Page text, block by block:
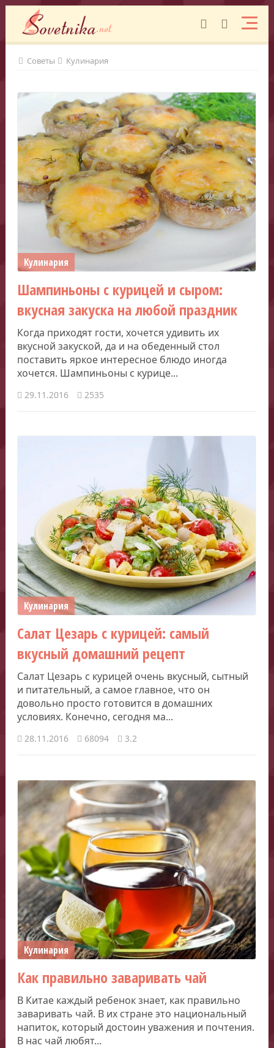
Советы Кулинария
Кулинария
Шампиньоны с курицей и сыром:
вкусная закуска на любой праздник
Когда приходят гости, хочется удивить их
вкусной закуской, да и на обеденный стол
поставить яркое интересное блюдо иногда
хочется. Шампиньоны с курице...
29.11.2016 2535
Кулинария
Салат Цезарь с курицей: самый
вкусный домашний рецепт
Салат Цезарь с курицей очень вкусный, сытный
и питательный, а самое главное, что он
довольно просто готовится в домашних
условиях. Конечно, сегодня ма...
28.11.2016 68094 3.2
Кулинария
Как правильно заваривать чай
В Китае каждый ребенок знает, как правильно
заваривать чай. В их стране это национальный
напиток, который достоин уважения и почтения.
В нас чай любят...